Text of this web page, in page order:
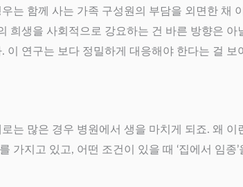
는 함께 사는 가족 구성원의 부담을 외면한 채
생을 사회적으로 강요하는 건 바른 방향은 아
연구는 보다 정밀하게 대응해야 한다는 걸 보
는 많은 경우 병원에서 생을 마치게 되죠. 왜 이
지고 있고, 어떤 조건이 있을 때 ‘집에서 임종’